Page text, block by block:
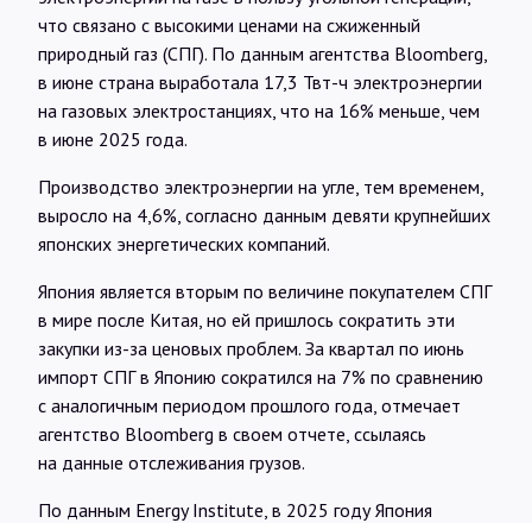
@Infotek_Russia
что связано с высокими ценами на сжиженный
природный газ (СПГ). По данным агентства Bloomberg,
в июне страна выработала 17,3 Твт-ч электроэнергии
на газовых электростанциях, что на 16% меньше, чем
в июне 2025 года.
Производство электроэнергии на угле, тем временем,
выросло на 4,6%, согласно данным девяти крупнейших
японских энергетических компаний.
Япония является вторым по величине покупателем СПГ
в мире после Китая, но ей пришлось сократить эти
закупки из-за ценовых проблем. За квартал по июнь
импорт СПГ в Японию сократился на 7% по сравнению
с аналогичным периодом прошлого года, отмечает
агентство Bloomberg в своем отчете, ссылаясь
на данные отслеживания грузов.
По данным Energy Institute, в 2025 году Япония